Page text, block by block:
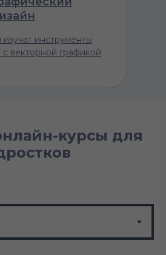
инструменты
векторной графикой
курсы для